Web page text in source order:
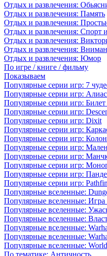
Отдых и развлечения:
Отдых и развлечения: Память
Отдых и развлечения:
Отдых и развлечения: Спорт
Отдых и развлечения:
Отдых и развлечения:
Отдых и развлечения: Юмор
По игре / книге / фильму
Показываем
Популярные серии игр: 7
Популярные серии игр:
Популярные серии игр:
Популярные серии игр:
Популярные серии игр: Dixit
Популярные серии игр:
Популярные серии игр:
Популярные серии игр:
Популярные серии игр:
Популярные серии игр:
Популярные серии игр:
Популярные серии игр:
Популярные вселенные:
Популярные вселенные: Игра
Популярные вселенные:
Популярные вселенные:
Популярные вселенные:
Популярные вселенные:
Популярные вселенные:
По тематике: Античность